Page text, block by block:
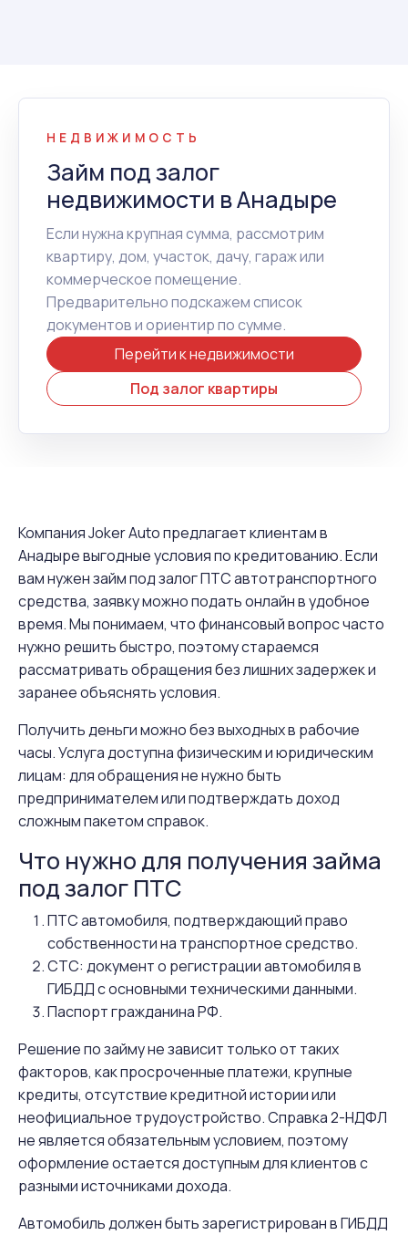
НЕДВИЖИМОСТЬ
Займ под залог
недвижимости в Анадыре
Если нужна крупная сумма, рассмотрим
квартиру, дом, участок, дачу, гараж или
коммерческое помещение.
Предварительно подскажем список
документов и ориентир по сумме.
Перейти к недвижимости
Под залог квартиры
Компания Joker Auto предлагает клиентам в
Анадыре выгодные условия по кредитованию. Если
вам нужен займ под залог ПТС автотранспортного
средства, заявку можно подать онлайн в удобное
время. Мы понимаем, что финансовый вопрос часто
нужно решить быстро, поэтому стараемся
рассматривать обращения без лишних задержек и
заранее объяснять условия.
Получить деньги можно без выходных в рабочие
часы. Услуга доступна физическим и юридическим
лицам: для обращения не нужно быть
предпринимателем или подтверждать доход
сложным пакетом справок.
Что нужно для получения займа
под залог ПТС
ПТС автомобиля, подтверждающий право
собственности на транспортное средство.
СТС: документ о регистрации автомобиля в
ГИБДД с основными техническими данными.
Паспорт гражданина РФ.
Решение по займу не зависит только от таких
факторов, как просроченные платежи, крупные
кредиты, отсутствие кредитной истории или
неофициальное трудоустройство. Справка 2-НДФЛ
не является обязательным условием, поэтому
оформление остается доступным для клиентов с
разными источниками дохода.
Автомобиль должен быть зарегистрирован в ГИБДД